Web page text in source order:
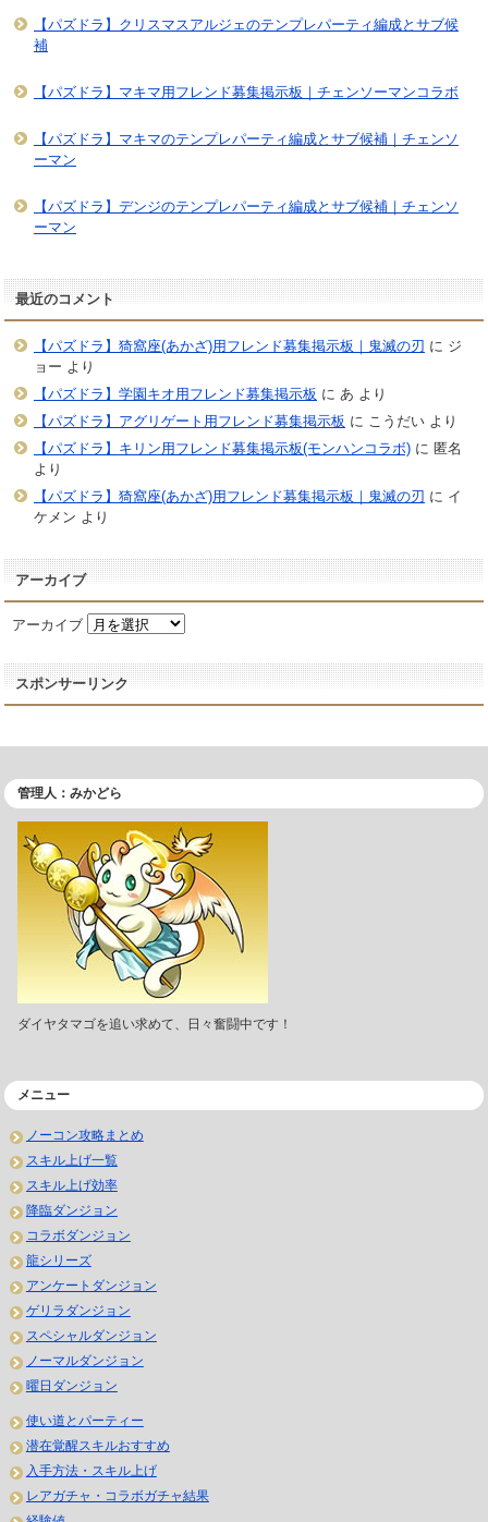
【パズドラ】クリスマスアルジェのテンプレパーティ編成とサブ候
補
【パズドラ】マキマ用フレンド募集掲示板｜チェンソーマンコラボ
【パズドラ】マキマのテンプレパーティ編成とサブ候補｜チェンソ
ーマン
【パズドラ】デンジのテンプレパーティ編成とサブ候補｜チェンソ
ーマン
最近のコメント
【パズドラ】猗窩座(あかざ)用フレンド募集掲示板｜鬼滅の刃 に ジ
ョー より
【パズドラ】学園キオ用フレンド募集掲示板 に あ より
【パズドラ】アグリゲート用フレンド募集掲示板 に こうだいより
【パズドラ】キリン用フレンド募集掲示板(モンハンコラボ)に 匿名
より
【パズドラ】猗窩座(あかざ)用フレンド募集掲示板｜鬼滅の刃 に イ
ケメン より
アーカイブ
アーカイブ
スポンサーリンク
管理人：みかどら
ダイヤタマゴを追い求めて、日々奮闘中です！
メニュー
ノーコン攻略まとめ
スキル上げ一覧
スキル上げ効率
降臨ダンジョン
コラボダンジョン
龍シリーズ
アンケートダンジョン
ゲリラダンジョン
スペシャルダンジョン
ノーマルダンジョン
曜日ダンジョン
使い道とパーティー
潜在覚醒スキルおすすめ
入手方法・スキル上げ
レアガチャ・コラボガチャ結果